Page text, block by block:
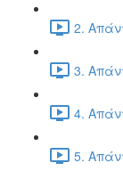
2.
3.
4.
5.